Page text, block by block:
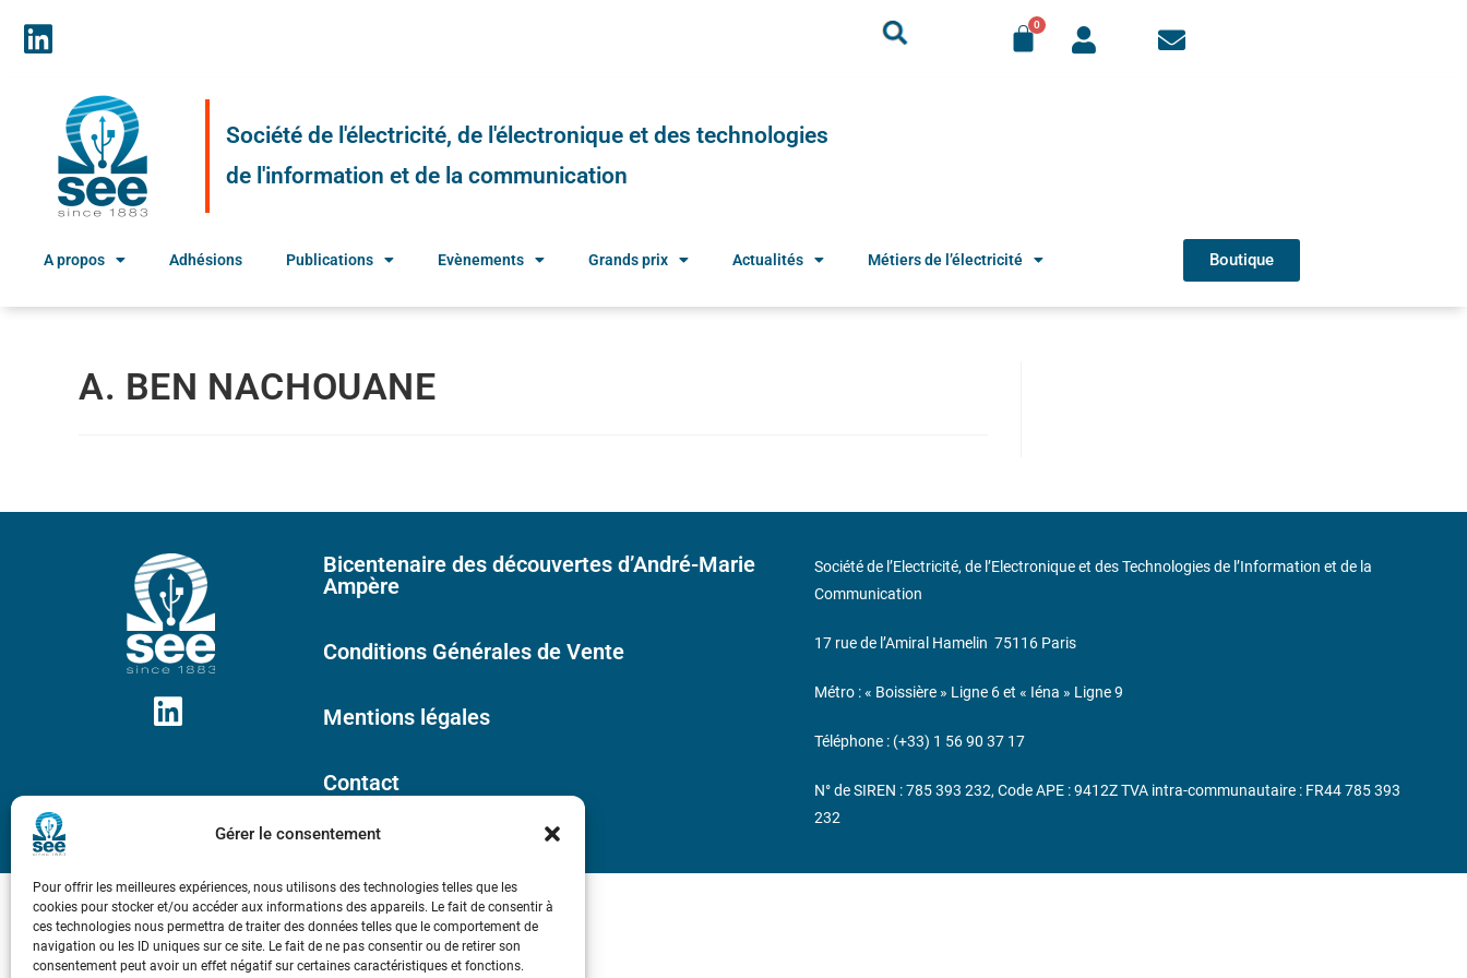
Gérer le consentement
Pour offrir les meilleures expériences, nous utilisons des technologies telles que les
cookies pour stocker et/ou accéder aux informations des appareils. Le fait de consentir à
ces technologies nous permettra de traiter des données telles que le comportement de
navigation ou les ID uniques sur ce site. Le fait de ne pas consentir ou de retirer son
consentement peut avoir un effet négatif sur certaines caractéristiques et fonctions.
Société de l'électricité, de l'électronique et des technologies
de l'information et de la communication
A propos Adhésions Publications Evènements Grands prix Actualités Métiers de l’électricité Boutique
A. BEN NACHOUANE
Bicentenaire des découvertes d’André-Marie
Ampère
Conditions Générales de Vente
Mentions légales
Contact
Société de l’Electricité, de l’Electronique et des Technologies de l’Information et de la
Communication
17 rue de l’Amiral Hamelin 75116 Paris
Métro : « Boissière » Ligne 6 et « Iéna » Ligne 9
Téléphone : (+33) 1 56 90 37 17
N° de SIREN : 785 393 232, Code APE : 9412Z TVA intra-communautaire : FR44 785 393
232